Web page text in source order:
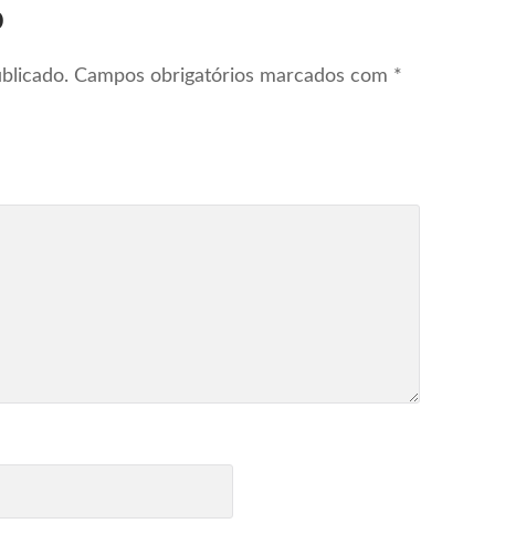
Campos obrigatórios marcados com *